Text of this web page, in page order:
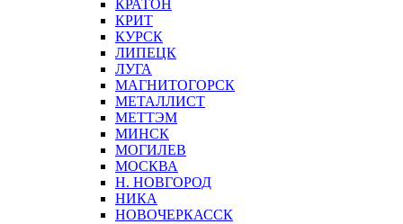
КРАТОН
КРИТ
КУРСК
ЛИПЕЦК
ЛУГА
МАГНИТОГОРСК
МЕТАЛЛИСТ
МЕТТЭМ
МИНСК
МОГИЛЕВ
МОСКВА
Н. НОВГОРОД
НИКА
НОВОЧЕРКАССК